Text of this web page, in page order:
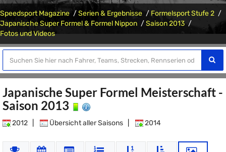
Speedsport Magazine Serien & Ergebnisse
Formelsport Stufe 2
Japanische Super Formel & Formel Nippon
Saison 2013
Fotos und Videos
Japanische Super Formel Meisterschaft -
Saison 2013
2012 Übersicht aller Saisons 2014